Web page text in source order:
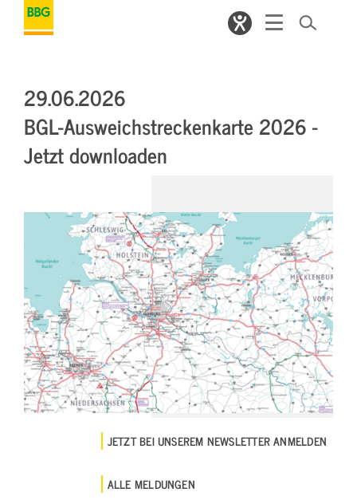
29.06.2026
BGL-Ausweichstreckenkarte 2026 -
Jetzt downloaden
JETZT BEI UNSEREM NEWSLETTER ANMELDEN
ALLE MELDUNGEN